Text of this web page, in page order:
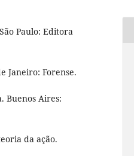
Paulo: Editora
Janeiro: Forense.
Buenos Aires:
da ação.